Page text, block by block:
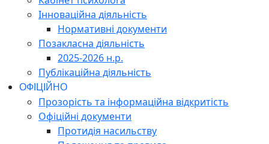
Інноваційна діяльність
Нормативні документи
Позакласна діяльність
2025-2026 н.р.
Публікаційна діяльність
ОФІЦІЙНО
Прозорість та інформаційна відкритість
Офіційні документи
Протидія насильству